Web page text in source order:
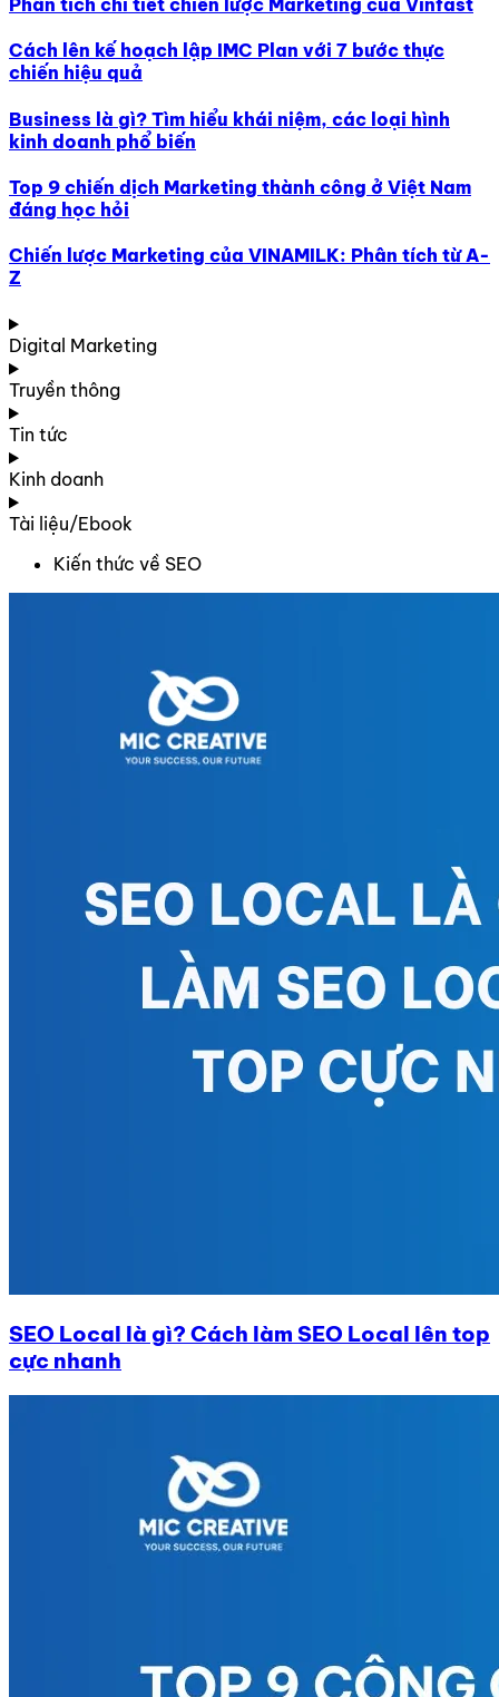
Phân tích chi tiết chiến lược Marketing của Vinfast
Cách lên kế hoạch lập IMC Plan với 7 bước thực
chiến hiệu quả
Business là gì? Tìm hiểu khái niệm, các loại hình
kinh doanh phổ biến
Top 9 chiến dịch Marketing thành công ở Việt Nam
đáng học hỏi
Chiến lược Marketing của VINAMILK: Phân tích từ A-
Z
Digital Marketing
Truyền thông
Tin tức
Kinh doanh
Tài liệu/Ebook
Kiến thức về SEO
SEO Local là gì? Cách làm SEO Local lên top
cực nhanh